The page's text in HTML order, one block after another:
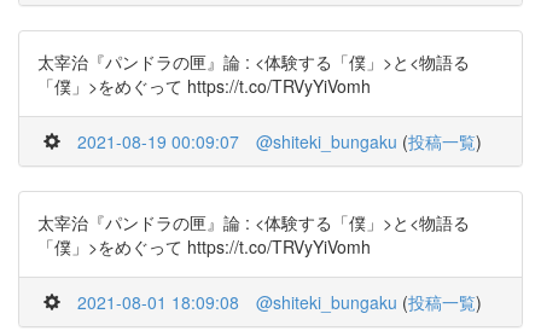
太宰治『パンドラの匣』論 : <体験する「僕」>と<物語る
「僕」>をめぐって https://t.co/TRVyYiVomh
2021-08-19 00:09:07 @shiteki_bungaku (投稿一覧)
太宰治『パンドラの匣』論 : <体験する「僕」>と<物語る
「僕」>をめぐって https://t.co/TRVyYiVomh
2021-08-01 18:09:08 @shiteki_bungaku (投稿一覧)